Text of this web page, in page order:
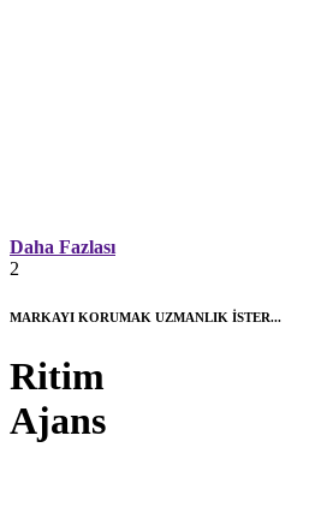
Daha Fazlası
2
MARKAYI KORUMAK UZMANLIK İSTER...
Ritim
Ajans